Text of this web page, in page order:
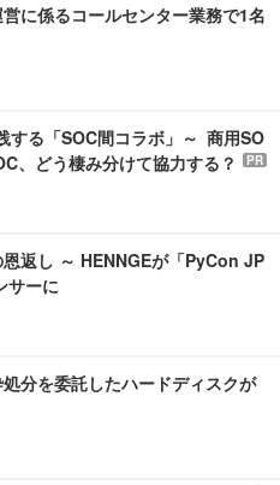
営に係るコールセンター業務で1名
する「SOC間コラボ」～ 商用SO
、どう棲み分けて協力する？
PR
返し ～ HENNGEが「PyCon JP
サーに
分を委託したハードディスクが